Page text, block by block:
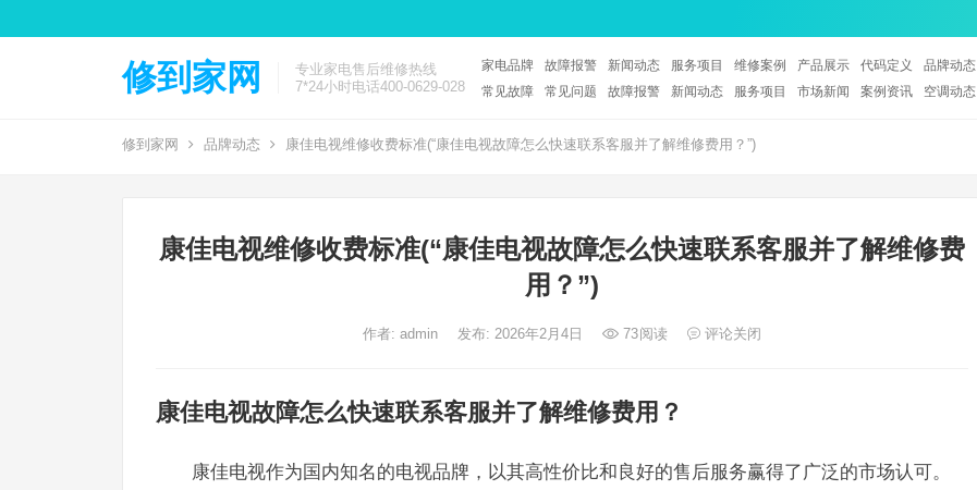
修到家网
专业家电售后维修热线
7*24小时电话400-0629-028
家电品牌 故障报警 新闻动态 服务项目 维修案例 产品展示 代码定义 品牌动态
常见故障
常见问题 故障报警 新闻动态 服务项目 市场新闻 案例资讯 空调动态
修到家网 品牌动态 康佳电视维修收费标准(“康佳电视故障怎么快速联系客服并了解维修费用？”)
康佳电视维修收费标准(“康佳电视故障怎么快速联系客服并了解维修费
用？”)
作者: admin 发布: 2026年2月4日 73阅读 评论关闭
康佳电视故障怎么快速联系客服并了解维修费用？
康佳电视作为国内知名的电视品牌，以其高性价比和良好的售后服务赢得了广泛的市场认可。